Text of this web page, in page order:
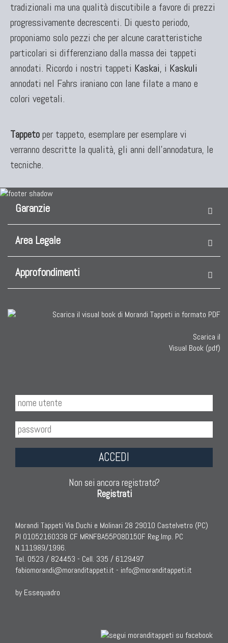
tradizionali ma una qualità discutibile a favore di prezzi
progressivamente decrescenti. Di questo periodo,
proponiamo solo pezzi che per alcune caratteristiche
particolari si differenziano dalla massa dei tappeti
annodati. Ricordo i nostri tappeti Kaskai, i Kaskuli
annodati nel Fahrs iraniano con lane filate a mano e
colori vegetali.
Tappetoper tappeto, esemplare per esemplare vi
verranno descritte la qualità, gli anni dell'annodatura, le
tecniche.
Garanzie
Area Legale
Approfondimenti
Scarica il
Visual Book (pdf)
ACCEDI
Non sei ancora registrato?
Registrati
Morandi Tappeti Via Duchi e Molinari 28 29010 Castelvetro (PC)
PI 01052160338 CF MRNFBA55P08D150F Reg.Imp. PC
N.111989/1996.
Tel. 0523 / 824453 - Cell. 335 / 6129497
fabiomorandi@moranditappeti.it - info@moranditappeti.it
by Essequadro